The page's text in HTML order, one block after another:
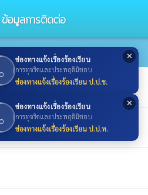
✕
ช่องทางแจ้งเรื่องร้องเรียน
การทุจริตและประพฤติมิชอบ
ช่องทางแจ้งเรื่องร้องเรียน ป.ป.ช.
✕
ช่องทางแจ้งเรื่องร้องเรียน
การทุจริตและประพฤติมิชอบ
ช่องทางแจ้งเรื่องร้องเรียน ป.ป.ท.
ข้อมูลการติดต่อ